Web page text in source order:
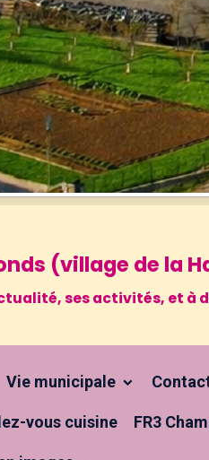
(village de la
ses activités, et à
Vie municipale
vous cuisine FR3